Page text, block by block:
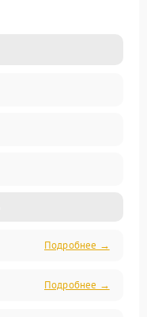
Подробнее →
Подробнее →